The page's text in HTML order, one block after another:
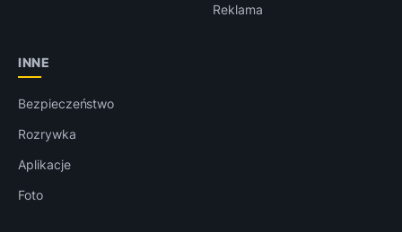
Reklama
INNE
Bezpieczeństwo
Rozrywka
Aplikacje
Foto